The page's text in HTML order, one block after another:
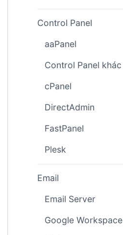
Control Panel
aaPanel
Control Panel khác
cPanel
DirectAdmin
FastPanel
Plesk
Email
Email Server
Google Workspace